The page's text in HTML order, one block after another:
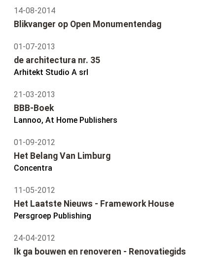
14-08-2014
Blikvanger op Open Monumentendag
01-07-2013
de architectura nr. 35
Arhitekt Studio A srl
21-03-2013
BBB-Boek
Lannoo, At Home Publishers
01-09-2012
Het Belang Van Limburg
Concentra
11-05-2012
Het Laatste Nieuws - Framework House
Persgroep Publishing
24-04-2012
Ik ga bouwen en renoveren - Renovatiegids